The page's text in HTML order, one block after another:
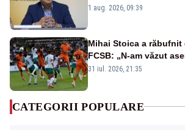
alertei energetice?
1 aug. 2026, 09:39
Mihai Stoica a răbufnit
FCSB: „N-am văzut
190 de meciuri
31 iul. 2026, 21:35
CATEGORII POPULARE